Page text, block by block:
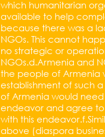
which humanitarian
available to help
because there was a
NGOs. This cannot
no strategic or
NGOs.d.Armenia and
the people of Armenia
establishment of such
of Armenia would need
endeavor and agree
with this
above (diaspora